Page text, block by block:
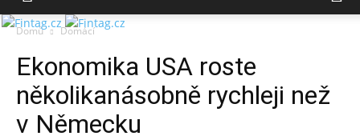
Domů Domácí
Ekonomika USA roste
několikanásobně rychleji než
v Německu